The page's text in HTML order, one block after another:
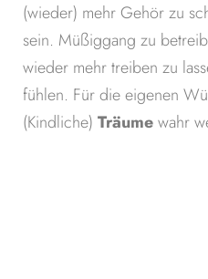
(wieder) mehr Gehör zu
sein. Müßiggang zu
wieder mehr treiben zu
fühlen. Für die eigenen
(Kindliche) Träumewahr